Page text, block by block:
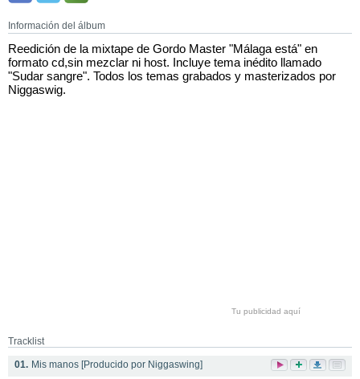
Información del álbum
Reedición de la mixtape de Gordo Master "Málaga está" en
formato cd,sin mezclar ni host. Incluye tema inédito llamado
"Sudar sangre". Todos los temas grabados y masterizados por
Niggaswig.
Tu publicidad aquí
Tracklist
01. Mis manos [Producido por Niggaswing]